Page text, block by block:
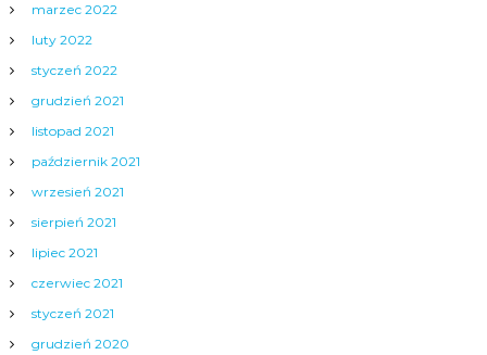
marzec 2022
luty 2022
styczeń 2022
grudzień 2021
listopad 2021
październik 2021
wrzesień 2021
sierpień 2021
lipiec 2021
czerwiec 2021
styczeń 2021
grudzień 2020